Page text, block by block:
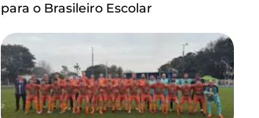
para o Brasileiro Escolar